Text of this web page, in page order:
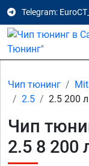
Telegram:
Чип тюнинг
2.5
2.5 200
Чип
2.5 8 200